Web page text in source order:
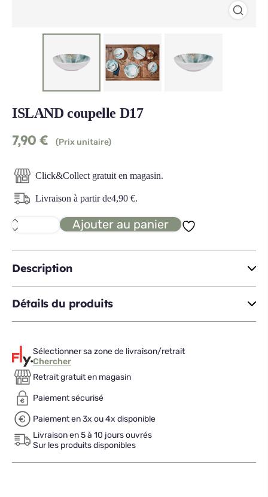
ISLAND coupelle D17
7,90 € (Prix unitaire)
Click&Collect gratuit en magasin.
Livraison à partir de4,90 €.
quantité
de
coupelle
D17
Ajouter au panier
Description
Détails du produits
Sélectionner sa zone de livraison/retrait
Chercher
Retrait gratuit en magasin
Paiement sécurisé
Paiement en 3x ou 4x disponible
Livraison en 5 à 10 jours ouvrés
Sur les produits disponibles